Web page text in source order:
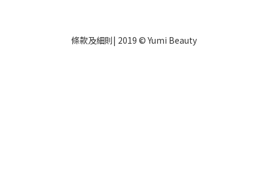
條款及細則| 2019 © Yumi Beauty